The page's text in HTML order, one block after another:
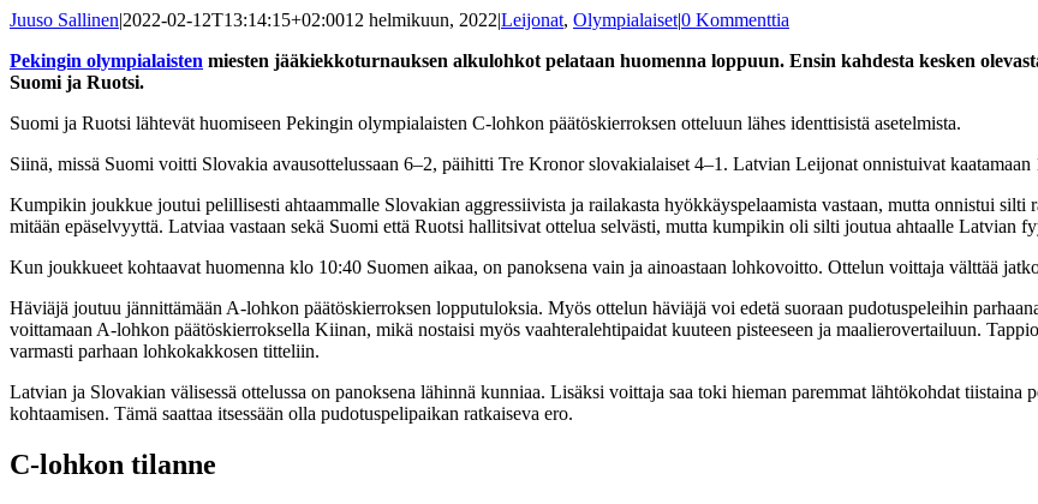
Juuso Sallinen|2022-02-12T13:14:15+02:0012 helmikuun, 2022|Leijonat, Olympialaiset|0 Kommenttia
Pekingin olympialaisten miesten jääkiekkoturnauksen alkulohkot pelataan huomenna loppuun. Ensin kahdesta kesken
Suomi ja Ruotsi.
Suomi ja Ruotsi lähtevät huomiseen Pekingin olympialaisten C-lohkon päätöskierroksen otteluun lähes identtisistä asetelmista.
Siinä, missä Suomi voitti Slovakia avausottelussaan 6–2, päihitti Tre Kronor slovakialaiset 4–1. Latvian Leijonat onnistuivat
Kumpikin joukkue joutui pelillisesti ahtaammalle Slovakian aggressiivista ja railakasta hyökkäyspelaamista vastaan, mutta onnistui
mitään epäselvyyttä. Latviaa vastaan sekä Suomi että Ruotsi hallitsivat ottelua selvästi, mutta kumpikin oli silti joutua ahtaalle Latvian
Kun joukkueet kohtaavat huomenna klo 10:40 Suomen aikaa, on panoksena vain ja ainoastaan lohkovoitto. Ottelun voittaja välttää
Häviäjä joutuu jännittämään A-lohkon päätöskierroksen lopputuloksia. Myös ottelun häviäjä voi edetä suoraan pudotuspeleihin
voittamaan A-lohkon päätöskierroksella Kiinan, mikä nostaisi myös vaahteralehtipaidat kuuteen pisteeseen ja maalierovertailuun.
varmasti parhaan lohkokakkosen titteliin.
Latvian ja Slovakian välisessä ottelussa on panoksena lähinnä kunniaa. Lisäksi voittaja saa toki hieman paremmat lähtökohdat
kohtaamisen. Tämä saattaa itsessään olla pudotuspelipaikan ratkaiseva ero.
C-lohkon tilanne